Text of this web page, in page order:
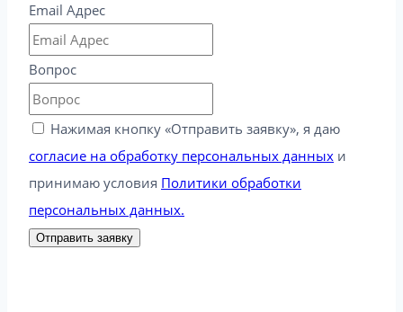
Email Адрес
Вопрос
Нажимая кнопку «Отправить заявку», я даю
согласие на обработку персональных данных и
принимаю условия Политики обработки
персональных данных.
Отправить заявку